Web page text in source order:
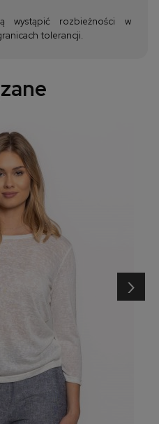
wystąpić rozbieżności w
tolerancji.
›